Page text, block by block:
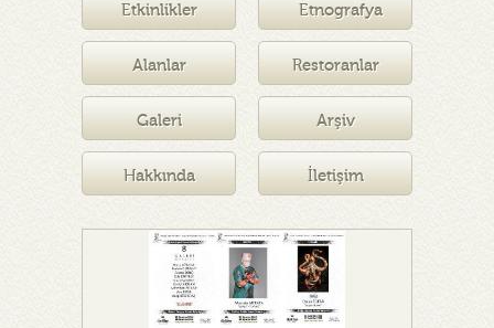
Etkinlikler Etnografya
Müzesi
Alanlar Restoranlar
Galeri Arşiv
Hakkında İletişim